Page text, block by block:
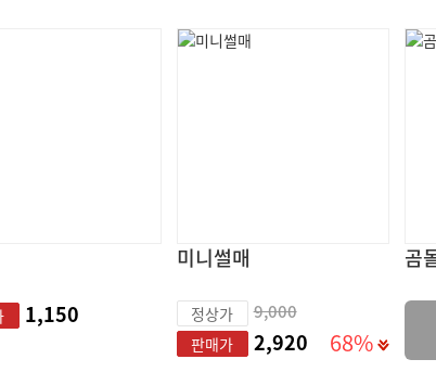
1,150
미니썰매
정상가 9,000
판매가 2,920 68%
곰